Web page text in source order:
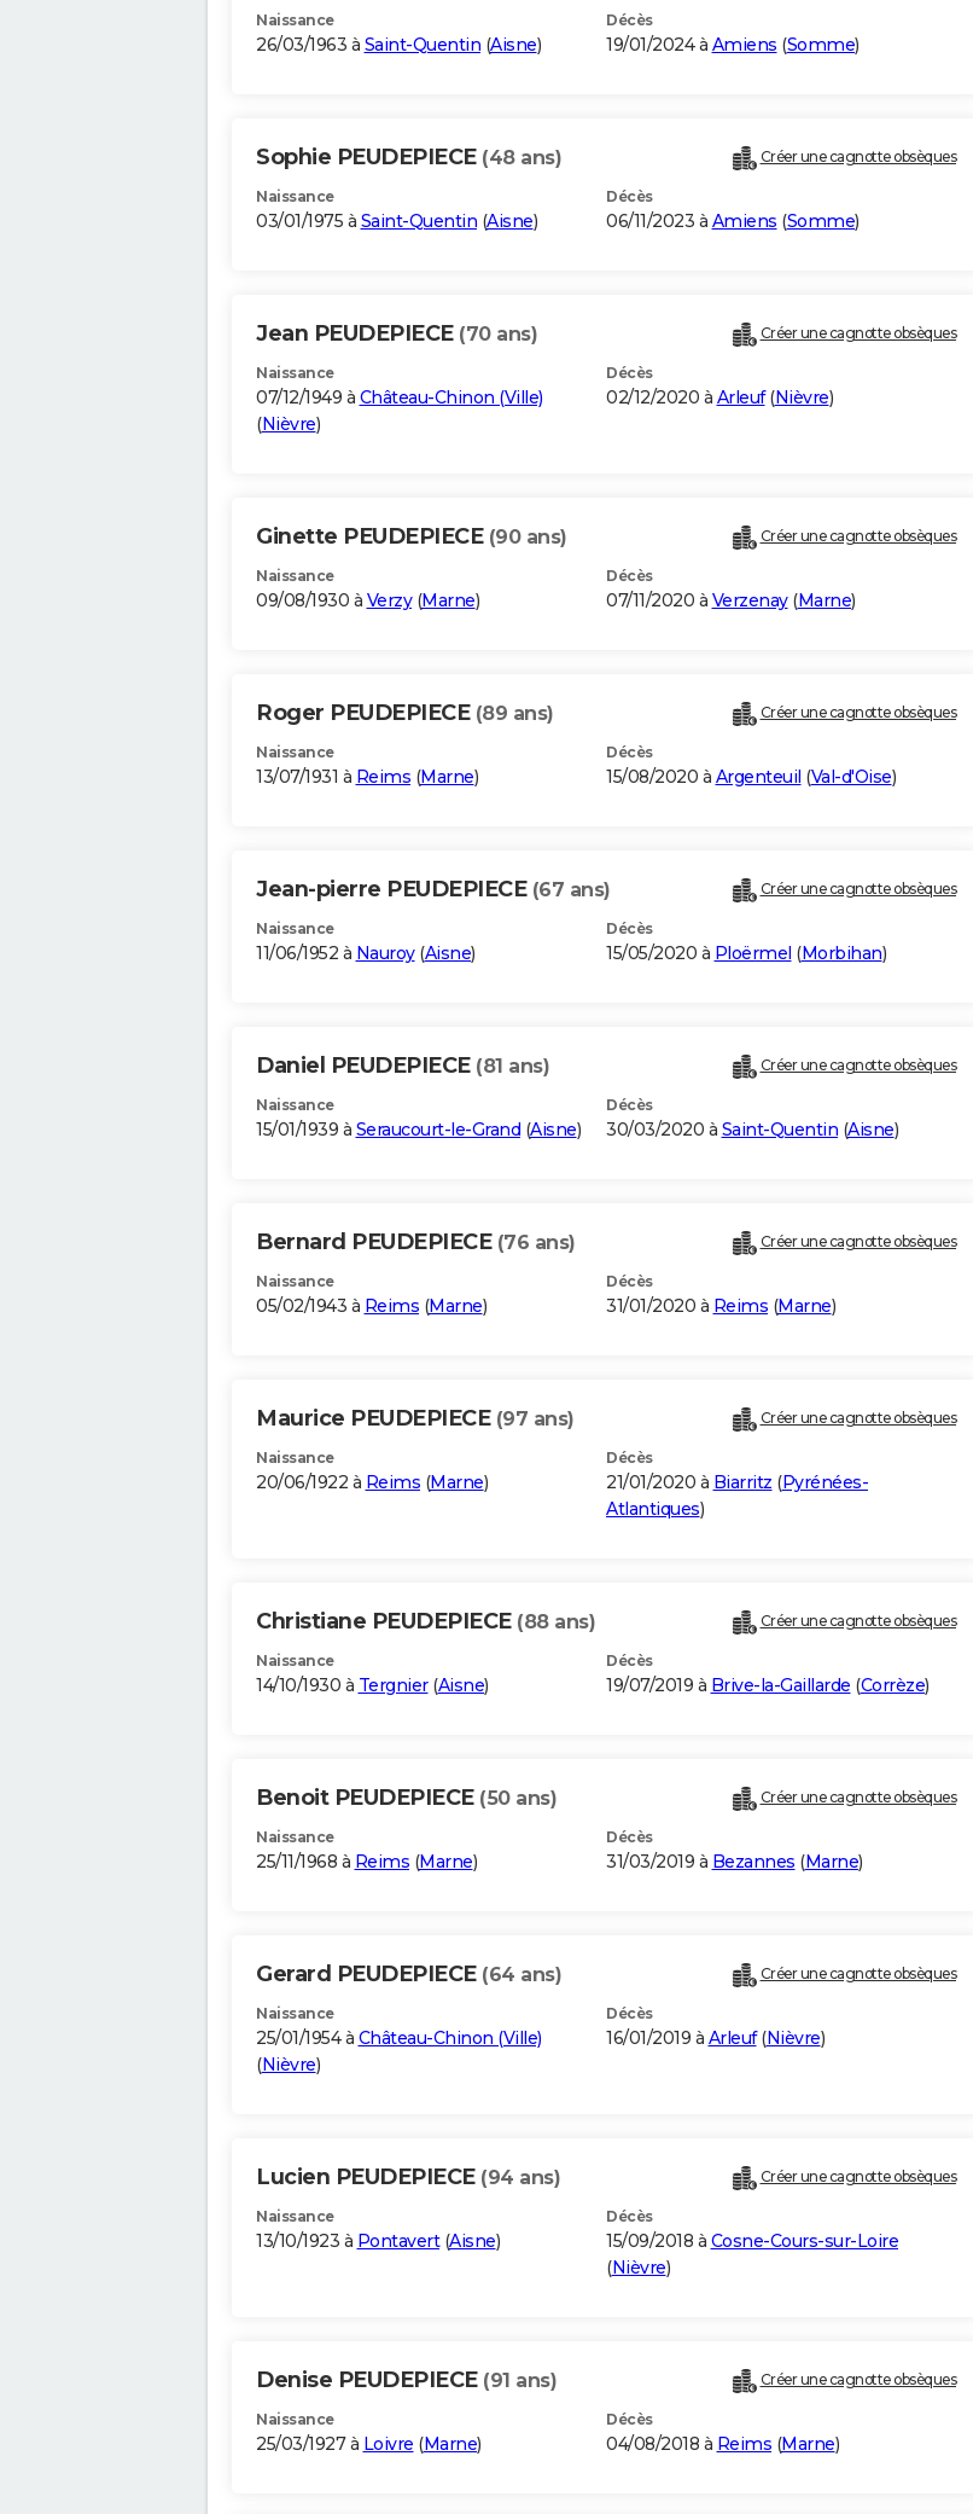
Naissance
26/03/1963 à Saint-Quentin (Aisne)
Décès
19/01/2024 à Amiens (Somme)
Sophie PEUDEPIECE (48 ans) Créer une cagnotte obsèques
Naissance
03/01/1975 à Saint-Quentin (Aisne)
Décès
06/11/2023 à Amiens (Somme)
Jean PEUDEPIECE (70 ans) Créer une cagnotte obsèques
Naissance
07/12/1949 à Château-Chinon (Ville)
(Nièvre)
Décès
02/12/2020 à Arleuf(Nièvre)
Ginette PEUDEPIECE (90 ans) Créer une cagnotte obsèques
Naissance
09/08/1930 à Verzy(Marne)
Décès
07/11/2020 à Verzenay(Marne)
Roger PEUDEPIECE (89 ans) Créer une cagnotte obsèques
Naissance
13/07/1931 à Reims (Marne)
Décès
15/08/2020 à Argenteuil (Val-d'Oise)
Jean-pierre PEUDEPIECE (67 ans) Créer une cagnotte obsèques
Naissance
11/06/1952 à Nauroy(Aisne)
Décès
15/05/2020 à Ploërmel (Morbihan)
Daniel PEUDEPIECE (81 ans) Créer une cagnotte obsèques
Naissance
15/01/1939 à Seraucourt-le-Grand (Aisne)
Décès
30/03/2020 à Saint-Quentin (Aisne)
Bernard PEUDEPIECE (76 ans) Créer une cagnotte obsèques
Naissance
05/02/1943 à Reims (Marne)
Décès
31/01/2020 à Reims (Marne)
Maurice PEUDEPIECE (97 ans) Créer une cagnotte obsèques
Naissance
20/06/1922 à Reims (Marne)
Décès
21/01/2020 à Biarritz (Pyrénées-
Atlantiques)
Christiane PEUDEPIECE (88 ans) Créer une cagnotte obsèques
Naissance
14/10/1930 à Tergnier(Aisne)
Décès
19/07/2019 à Brive-la-Gaillarde (Corrèze)
Benoit PEUDEPIECE (50 ans) Créer une cagnotte obsèques
Naissance
25/11/1968 à Reims (Marne)
Décès
31/03/2019 à Bezannes (Marne)
Gerard PEUDEPIECE (64 ans) Créer une cagnotte obsèques
Naissance
25/01/1954 à Château-Chinon (Ville)
(Nièvre)
Décès
16/01/2019 à Arleuf(Nièvre)
Lucien PEUDEPIECE (94 ans) Créer une cagnotte obsèques
Naissance
13/10/1923 à Pontavert(Aisne)
Décès
15/09/2018 à Cosne-Cours-sur-Loire
(Nièvre)
Denise PEUDEPIECE (91 ans) Créer une cagnotte obsèques
Naissance
25/03/1927 à Loivre (Marne)
Décès
04/08/2018 à Reims (Marne)